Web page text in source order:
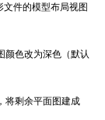
文件的模型布局视图
颜色改为深色（默认
将剩余平面图建成